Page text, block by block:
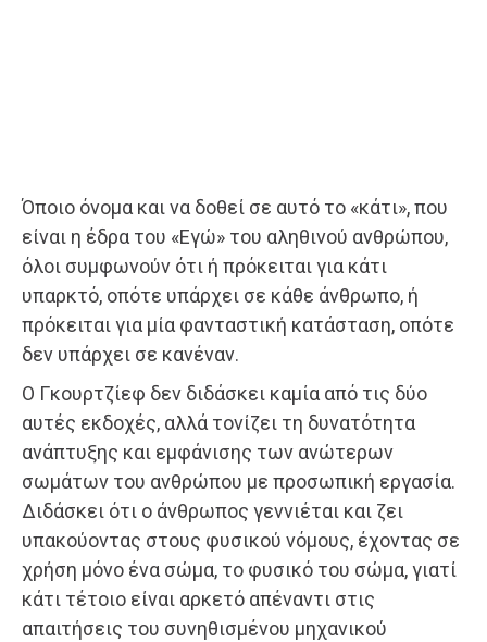
Όποιο όνομα και να δοθεί σε αυτό το «κάτι», που
είναι η έδρα του «Εγώ» του αληθινού ανθρώπου,
όλοι συμφωνούν ότι ή πρόκειται για κάτι
υπαρκτό, οπότε υπάρχει σε κάθε άνθρωπο, ή
πρόκειται για μία φανταστική κατάσταση, οπότε
δεν υπάρχει σε κανέναν.
Ο Γκουρτζίεφ δεν διδάσκει καμία από τις δύο
αυτές εκδοχές, αλλά τονίζει τη δυνατότητα
ανάπτυξης και εμφάνισης των ανώτερων
σωμάτων του ανθρώπου με προσωπική εργασία.
Διδάσκει ότι ο άνθρωπος γεννιέται και ζει
υπακούοντας στους φυσικού νόμους, έχοντας σε
χρήση μόνο ένα σώμα, το φυσικό του σώμα, γιατί
κάτι τέτοιο είναι αρκετό απέναντι στις
απαιτήσεις του συνηθισμένου μηχανικού